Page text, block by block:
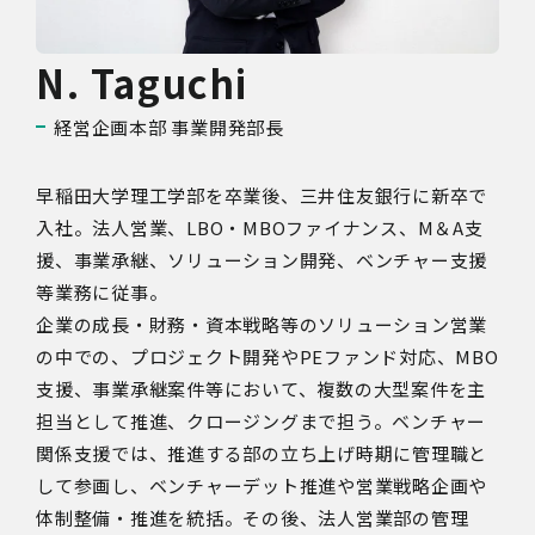
N. Taguchi
経営企画本部 事業開発部長
早稲田大学理工学部を卒業後、三井住友銀行に新卒で
入社。法人営業、LBO・MBOファイナンス、M＆A支
援、事業承継、ソリューション開発、ベンチャー支援
等業務に従事。
企業の成長・財務・資本戦略等のソリューション営業
の中での、プロジェクト開発やPEファンド対応、MBO
支援、事業承継案件等において、複数の大型案件を主
担当として推進、クロージングまで担う。ベンチャー
関係支援では、推進する部の立ち上げ時期に管理職と
して参画し、ベンチャーデット推進や営業戦略企画や
体制整備・推進を統括。その後、法人営業部の管理